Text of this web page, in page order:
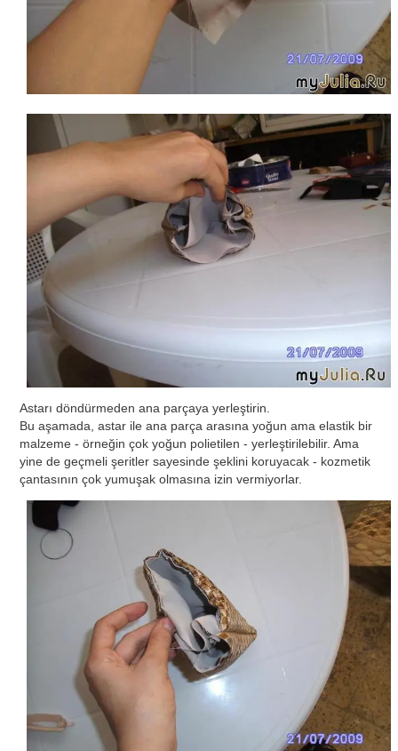
Astarı döndürmeden ana parçaya yerleştirin.
Bu aşamada, astar ile ana parça arasına yoğun ama elastik bir
malzeme - örneğin çok yoğun polietilen - yerleştirilebilir. Ama
yine de geçmeli şeritler sayesinde şeklini koruyacak - kozmetik
çantasının çok yumuşak olmasına izin vermiyorlar.